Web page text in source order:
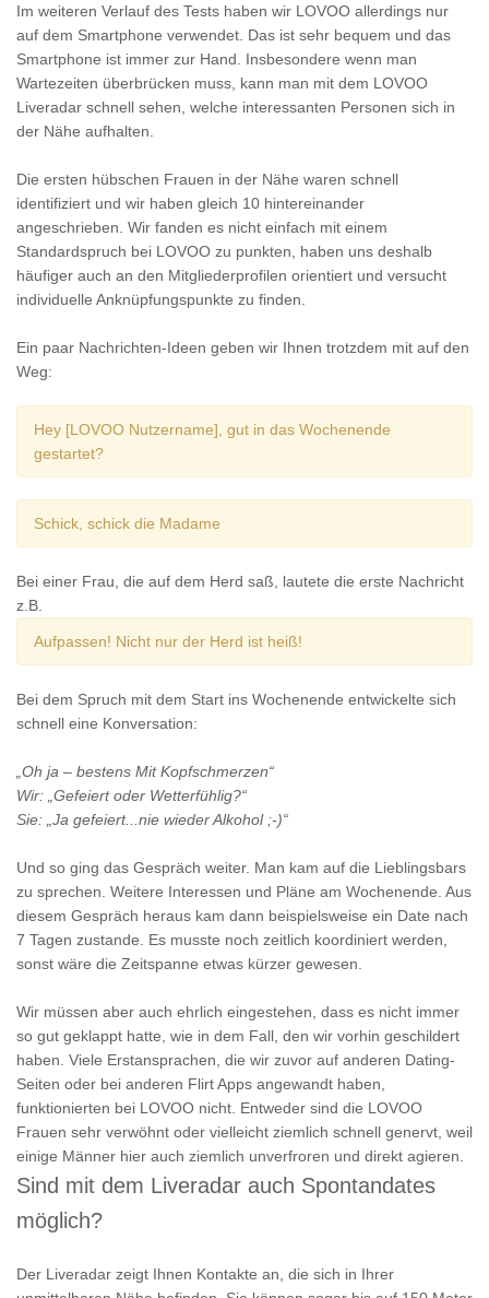
Im weiteren Verlauf des Tests haben wir LOVOO allerdings nur
auf dem Smartphone verwendet. Das ist sehr bequem und das
Smartphone ist immer zur Hand. Insbesondere wenn man
Wartezeiten überbrücken muss, kann man mit dem LOVOO
Liveradar schnell sehen, welche interessanten Personen sich in
der Nähe aufhalten.
Die ersten hübschen Frauen in der Nähe waren schnell
identifiziert und wir haben gleich 10 hintereinander
angeschrieben. Wir fanden es nicht einfach mit einem
Standardspruch bei LOVOO zu punkten, haben uns deshalb
häufiger auch an den Mitgliederprofilen orientiert und versucht
individuelle Anknüpfungspunkte zu finden.
Ein paar Nachrichten-Ideen geben wir Ihnen trotzdem mit auf den
Weg:
Hey [LOVOO Nutzername], gut in das Wochenende
gestartet?
Schick, schick die Madame
Bei einer Frau, die auf dem Herd saß, lautete die erste Nachricht
z.B.
Aufpassen! Nicht nur der Herd ist heiß!
Bei dem Spruch mit dem Start ins Wochenende entwickelte sich
schnell eine Konversation:
„Oh ja – bestens Mit Kopfschmerzen“
Wir: „Gefeiert oder Wetterfühlig?“
Sie: „Ja gefeiert...nie wieder Alkohol ;-)“
Und so ging das Gespräch weiter. Man kam auf die Lieblingsbars
zu sprechen. Weitere Interessen und Pläne am Wochenende. Aus
diesem Gespräch heraus kam dann beispielsweise ein Date nach
7 Tagen zustande. Es musste noch zeitlich koordiniert werden,
sonst wäre die Zeitspanne etwas kürzer gewesen.
Wir müssen aber auch ehrlich eingestehen, dass es nicht immer
so gut geklappt hatte, wie in dem Fall, den wir vorhin geschildert
haben. Viele Erstansprachen, die wir zuvor auf anderen Dating-
Seiten oder bei anderen Flirt Apps angewandt haben,
funktionierten bei LOVOO nicht. Entweder sind die LOVOO
Frauen sehr verwöhnt oder vielleicht ziemlich schnell genervt, weil
einige Männer hier auch ziemlich unverfroren und direkt agieren.
Sind mit dem Liveradar auch Spontandates
möglich?
Der Liveradar zeigt Ihnen Kontakte an, die sich in Ihrer